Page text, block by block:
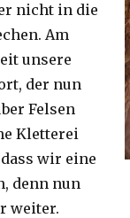
nicht in die
Am
unsere
der nun
Felsen
Kletterei
wir eine
denn nun
weiter.